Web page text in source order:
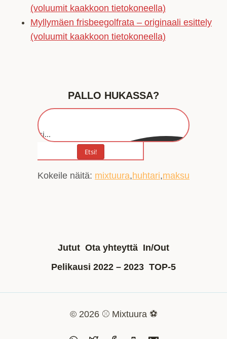
(voluumit kaakkoon tietokoneella)
Myllymäen frisbeegolfrata – originaali esittely
(voluumit kaakkoon tietokoneella)
PALLO HUKASSA?
Etsi...
Etsi!
Kokeile näitä: mixtuura huhtari maksu
Jutut Ota yhteyttä In/Out
Pelikausi 2022 – 2023 TOP-5
© 2026 ⚾ Mixtuura ⚽